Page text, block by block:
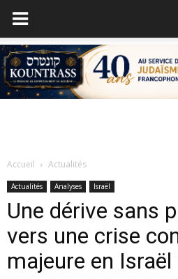
Accueil Actualités
Actualités Analyses Israël
Une dérive sans
vers une crise
majeure en Israël